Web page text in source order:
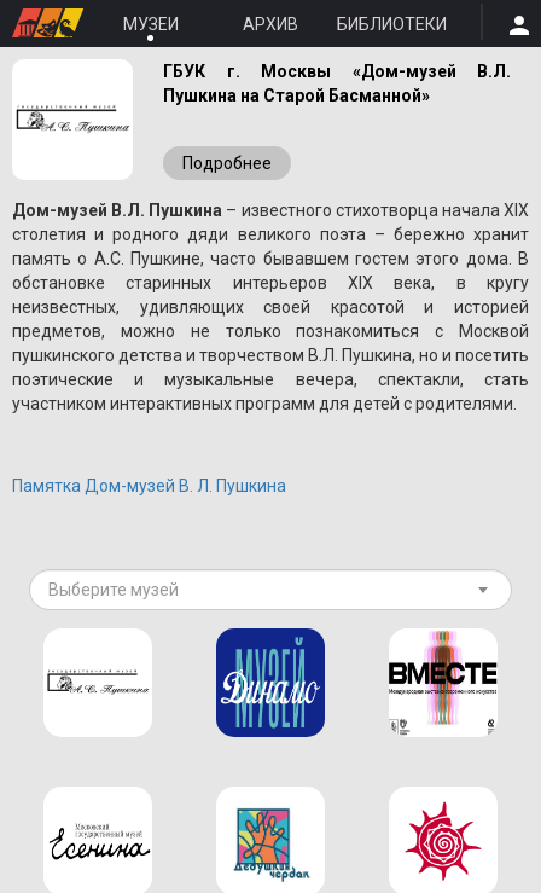
МУЗЕИ АРХИВ БИБЛИОТЕКИ
ГБУК г. Москвы «Дом-музей В.Л.
Пушкина на Старой Басманной»
Подробнее
Дом-музей В.Л. Пушкина – известного стихотворца начала XIX
столетия и родного дяди великого поэта – бережно хранит
память о A.С. Пушкине, часто бывавшем гостем этого дома. В
обстановке старинных интерьеров XIX века, в кругу
неизвестных, удивляющих своей красотой и историей
предметов, можно не только познакомиться с Москвой
пушкинского детства и творчеством В.Л. Пушкина, но и посетить
поэтические и музыкальные вечера, спектакли, стать
участником интерактивных программ для детей с родителями.
Памятка Дом-музей В. Л. Пушкина
Выберите музей